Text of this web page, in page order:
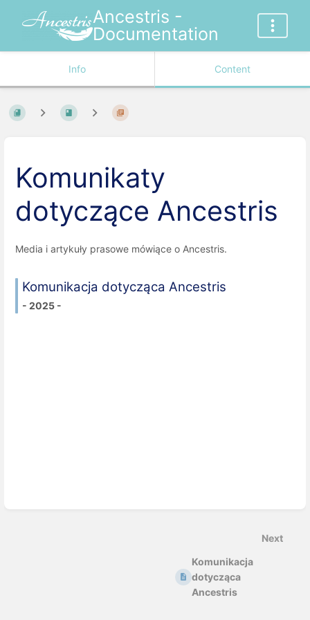
Ancestris -
Documentation
Info Content
Komunikaty
dotyczące Ancestris
Media i artykuły prasowe mówiące o Ancestris.
Komunikacja dotycząca Ancestris
- 2025 -
Next
Komunikacja
dotycząca
Ancestris